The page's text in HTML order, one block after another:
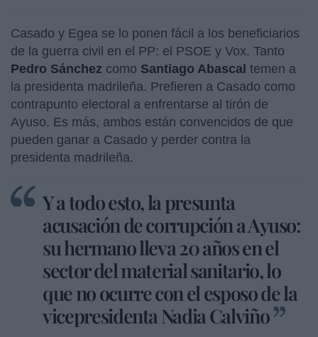
Casado y Egea se lo ponen fácil a los beneficiarios
de la guerra civil en el PP: el PSOE y Vox. Tanto
Pedro Sánchez como Santiago Abascal temen a
la presidenta madrileña. Prefieren a Casado como
contrapunto electoral a enfrentarse al tirón de
Ayuso. Es más, ambos están convencidos de que
pueden ganar a Casado y perder contra la
presidenta madrileña.
Y a todo esto, la presunta
acusación de corrupción a Ayuso:
su hermano lleva 20 años en el
sector del material sanitario, lo
que no ocurre con el esposo de la
vicepresidenta Nadia Calviño